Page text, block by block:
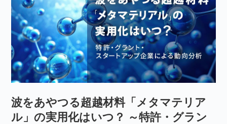
波をあやつる超越材料「メタマテリア
ル」の実用化はいつ？ ～特許・グラン